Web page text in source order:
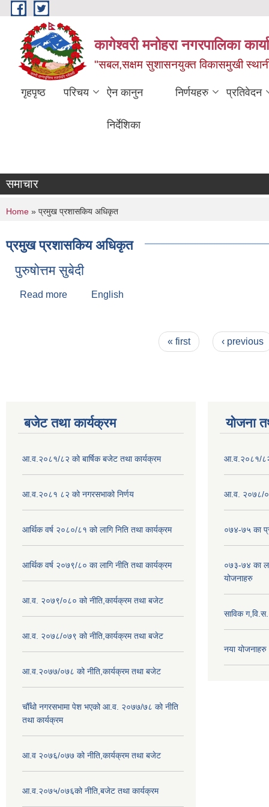
Skip to main content
कागेश्वरी मनोहरा नगरपालिका
"सबल,सक्षम सुशासनयुक्त विकासमुखी
गृहपृष्ठ परिचय ऐन कानुन
निर्देशिका
निर्णयहरु प्रतिवेदन
समाचार
You are here
Home » प्रमुख प्रशासकिय अधिकृत
प्रमुख प्रशासकिय अधिकृत
पुरुषोत्तम सुबेदी
Read more about पुरुषोत्तम सुबेदी
English
« first ‹ previous
बजेट तथा कार्यक्रम
आ.व.२०८१/८२ को बार्षिक बजेट तथा कार्यक्रम
आ.व.२०८१ ८२ को नगरसभाको निर्णय
आर्थिक वर्ष २०८०/८१ को लागि निति तथा कार्यक्रम
आर्थिक वर्ष २०७९/८० का लागि नीति तथा कार्यक्रम
आ.व. २०७९/०८० को नीति,कार्यक्रम तथा बजेट
आ.व. २०७८/०७९ को नीति,कार्यक्रम तथा बजेट
आ.व.२०७७/०७८ को नीति,कार्यक्रम तथा बजेट
चौँथो नगरसभामा पेश भएको आ.व. २०७७/७८ को नीति
तथा कार्यक्रम
आ.व २०७६/०७७ को नीति,कार्यक्रम तथा बजेट
आ.व.२०७५/०७६को नीति,बजेट तथा कार्यक्रम
योजना
आ.व.२०८१/८२
आ.व. २०७८/
०७४-७५ का
०७३-७४ का
योजनाहरु
साविक
नया